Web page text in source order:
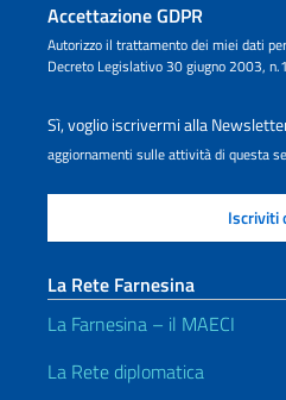
Accettazione GDPR
Autorizzo il trattamento dei miei dati
Decreto Legislativo 30 giugno 2003,
Sì, voglio iscrivermi alla
aggiornamenti sulle attività di questa
La Rete Farnesina
La Farnesina – il MAECI
La Rete diplomatica